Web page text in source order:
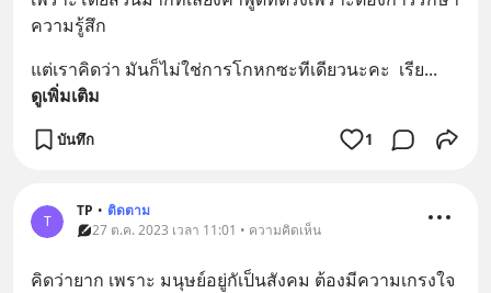
ความรู้สึก
แต่เราคิดว่า มันก็ไม่ใช่การโกหกซะทีเดียวนะคะ  เรีย...
ดูเพิ่มเติม
บันทึก 1
T
TP • ติดตาม
27 ต.ค. 2023 เวลา 11:01 • ความคิดเห็น
คิดว่ายาก เพราะ มนุษย์อยู่กัเป็นสังคม ต้องมีความเกรงใจ